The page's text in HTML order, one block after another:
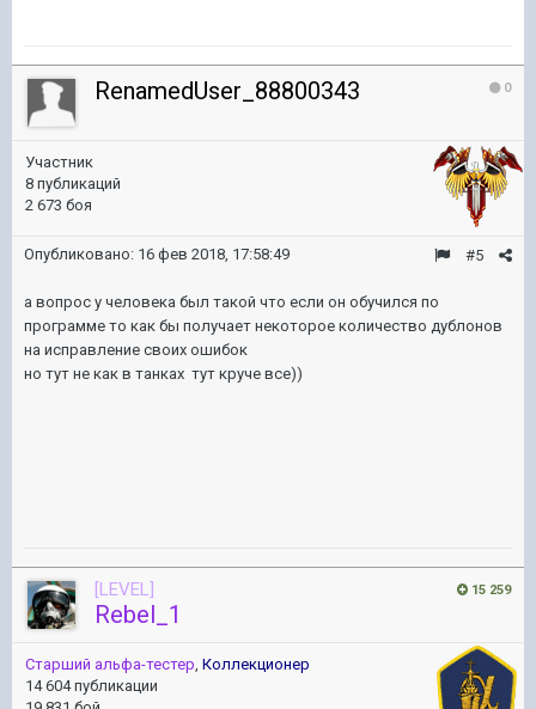
0
RenamedUser_88800343
Участник
8 публикаций
2 673 боя
#5
Опубликовано: 16 фев 2018, 17:58:49
а вопрос у человека был такой что если он обучился по
программе то как бы получает некоторое количество дублонов
на исправление своих ошибок
но тут не как в танках тут круче все))
15 259
[LEVEL]
Rebel_1
Старший альфа-тестер, Коллекционер
14 604 публикации